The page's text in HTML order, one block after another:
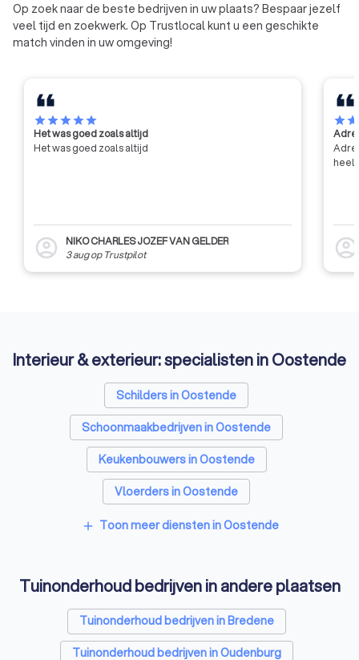
Op zoek naar de beste bedrijven in uw plaats? Bespaar jezelf
veel tijd en zoekwerk. Op Trustlocal kunt u een geschikte
match vinden in uw omgeving!
starstarstarstarstar
Het was goed zoals altijd
Het was goed zoals altijd
account_circle
NIKO CHARLES JOZEF VAN GELDER
3 augop Trustpilot
starstar
heel
account_circle
Interieur & exterieur: specialisten in Oostende
Schilders in Oostende
Schoonmaakbedrijven in Oostende
Keukenbouwers in Oostende
Vloerders in Oostende
add Toon meer diensten in Oostende
Tuinonderhoud bedrijven in andere plaatsen
Tuinonderhoud bedrijven in Bredene
Tuinonderhoud bedrijven in Oudenburg